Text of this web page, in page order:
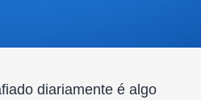
diariamente é algo